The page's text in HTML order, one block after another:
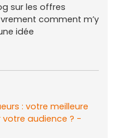
sur les offres
comment m’y
idée
: votre meilleure
audience ? -